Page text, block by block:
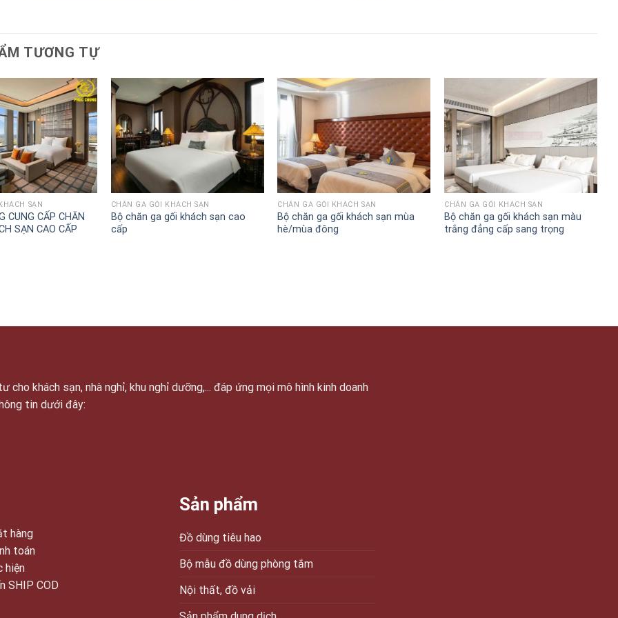
TƯƠNG TỰ
SẠN
CUNG CẤP CHĂN
SẠN CAO CẤP
CHĂN GA GỐI KHÁCH SẠN
Bộ chăn ga gối khách sạn cao
cấp
CHĂN GA GỐI KHÁCH SẠN
Bộ chăn ga gối khách sạn mùa
hè/mùa đông
CHĂN GA GỐI KHÁCH SẠN
Bộ chăn ga gối khách sạn màu
trắng đẳng cấp sang trọng
khách sạn, nhà nghỉ, khu nghỉ dưỡng,... đáp ứng mọi mô hình kinh doanh
tin dưới đây:
hàng
toán
hiện
SHIP COD
Sản phẩm
Đồ dùng tiêu hao
Bộ mẫu đồ dùng phòng tắm
Nội thất, đồ vải